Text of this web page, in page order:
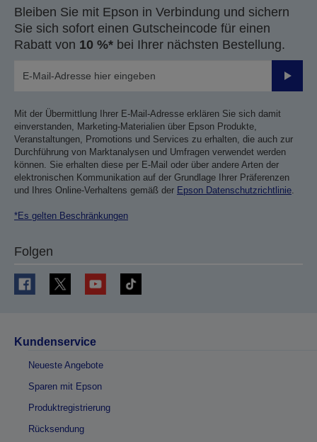
Bleiben Sie mit Epson in Verbindung und sichern
Sie sich sofort einen Gutscheincode für einen
Rabatt von 10 %* bei Ihrer nächsten Bestellung.
Mit der Übermittlung Ihrer E-Mail-Adresse erklären Sie sich damit
einverstanden, Marketing-Materialien über Epson Produkte,
Veranstaltungen, Promotions und Services zu erhalten, die auch zur
Durchführung von Marktanalysen und Umfragen verwendet werden
können. Sie erhalten diese per E-Mail oder über andere Arten der
elektronischen Kommunikation auf der Grundlage Ihrer Präferenzen
und Ihres Online-Verhaltens gemäß der Epson Datenschutzrichtlinie.
*Es gelten Beschränkungen
Folgen
Kundenservice
Neueste Angebote
Sparen mit Epson
Produktregistrierung
Rücksendung